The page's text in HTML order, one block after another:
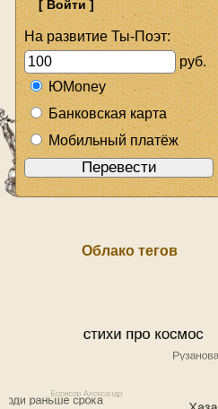
На развитие Ты-Поэт:
руб.
ЮMoney
Банковская карта
Мобильный платёж
Облако тегов